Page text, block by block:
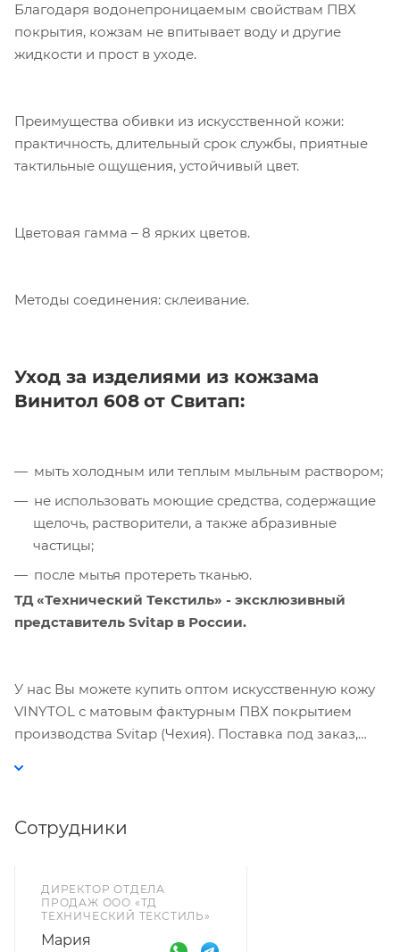
Благодаря водонепроницаемым свойствам ПВХ
покрытия, кожзам не впитывает воду и другие
жидкости и прост в уходе.
Преимущества обивки из искусственной кожи:
практичность, длительный срок службы, приятные
тактильные ощущения, устойчивый цвет.
Цветовая гамма – 8 ярких цветов.
Методы соединения: склеивание.
Уход за изделиями из кожзама
Винитол 608 от Свитап:
мыть холодным или теплым мыльным раствором;
не использовать моющие средства, содержащие
щелочь, растворители, а также абразивные
частицы;
после мытья протереть тканью.
ТД «Технический Текстиль» - эксклюзивный
представитель Svitap в России.
У нас Вы можете купить оптом искусственную кожу
VINYTOL с матовым фактурным ПВХ покрытием
производства Svitap (Чехия). Поставка под заказ,
Сотрудники
ДИРЕКТОР ОТДЕЛА
ПРОДАЖ ООО «ТД
ТЕХНИЧЕСКИЙ ТЕКСТИЛЬ»
Мария
Компания «Торговый Дом Технический
использованием Яндекс Метрики. Это
улучшает работу сайта и
взаимодействие с ним. Подробнее - в
Политике. Подтвердите ваше согласие,
Принять